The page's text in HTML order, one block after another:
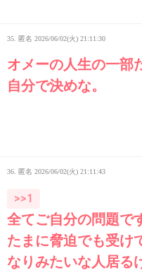
35. 匿名 2026/06/02(火) 21:11:30
オメーの人生の一部
自分で決めな。
36. 匿名 2026/06/02(火) 21:11:43
>>1
全てご自分の問題で
たまに脅迫でも受け
なりみたいな人居る